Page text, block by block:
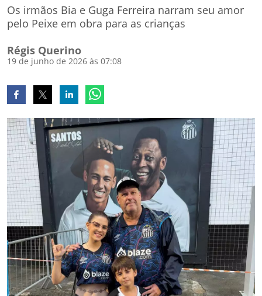
Os irmãos Bia e Guga Ferreira narram seu amor
pelo Peixe em obra para as crianças
Régis Querino
19 de junho de 2026 às 07:08